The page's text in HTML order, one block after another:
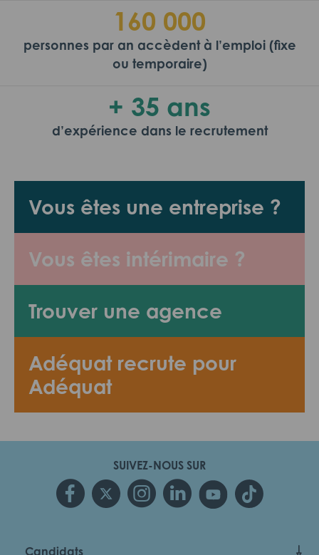
Vous êtes une entreprise ?
Vous êtes intérimaire ?
Trouver une agence
Adéquat recrute pour
Adéquat
160 000
personnes par an accèdent à l’emploi (fixe
ou temporaire)
+ 35 ans
d’expérience dans le recrutement
SUIVEZ-NOUS SUR
Candidats